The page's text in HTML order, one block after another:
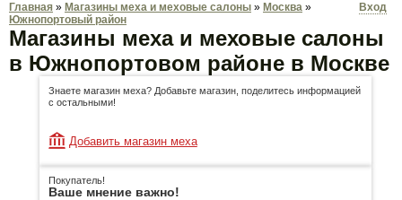
Главная » Магазины меха и меховые салоны » Москва »
Южнопортовый район
Вход
Магазины меха и меховые салоны
в Южнопортовом районе в Москве
Знаете магазин меха? Добавьте магазин, поделитесь информацией
с остальными!
Добавить магазин меха
Покупатель!
Ваше мнение важно!